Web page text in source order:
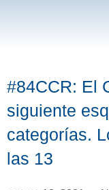
#84CCR: El
siguiente
categorías.
las 13